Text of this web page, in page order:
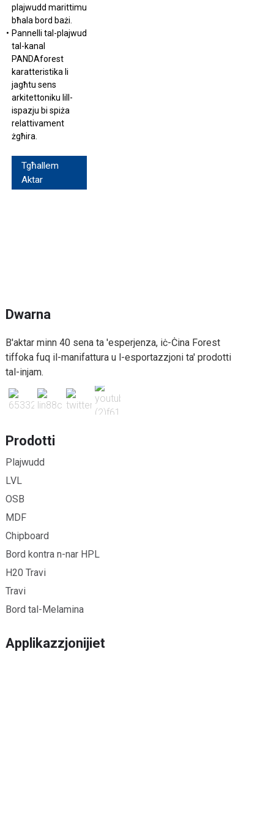
plajwudd marittimu
bħala bord bażi.
Pannelli tal-plajwud
tal-kanal
PANDAforest
karatteristika li
jagħtu sens
arkitettoniku lill-
ispazju bi spiża
relattivament
żgħira.
Tgħallem
Aktar
Dwarna
B'aktar minn 40 sena ta 'esperjenza, iċ-Ċina Forest
tiffoka fuq il-manifattura u l-esportazzjoni ta' prodotti
tal-injam.
Prodotti
Plajwudd
LVL
OSB
MDF
Chipboard
Bord kontra n-nar HPL
H20 Travi
Travi
Bord tal-Melamina
Applikazzjonijiet